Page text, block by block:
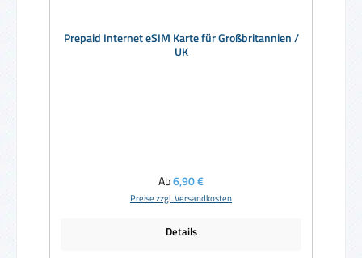
Prepaid Internet eSIM Karte für Großbritannien /
UK
Regulärer Preis:
Ab6,90 €
Preise zzgl. Versandkosten
Details